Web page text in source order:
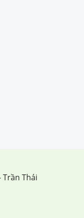
Trần Thái